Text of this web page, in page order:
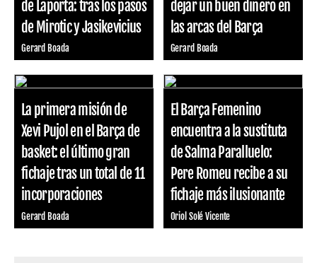
de Laporta: tras los pasos
de Mirotic y Jasikevicius
Gerard Boada
dejar un buen dinero en
las arcas del Barça
Gerard Boada
La primera misión de
Xevi Pujol en el Barça de
basket: el último gran
fichaje tras un total de 11
incorporaciones
Gerard Boada
El Barça Femenino
encuentra a la sustituta
de Salma Paralluelo:
Pere Romeu recibe a su
fichaje más ilusionante
Oriol Solé Vicente